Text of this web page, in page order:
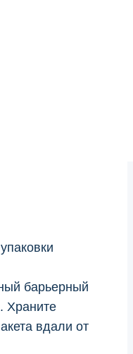
барьерный
Храните
вдали от